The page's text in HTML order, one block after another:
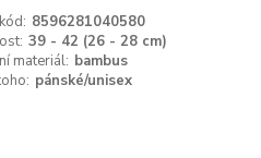
8596281040580
39 - 42 (26 - 28 cm)
materiál: bambus
pánské/unisex